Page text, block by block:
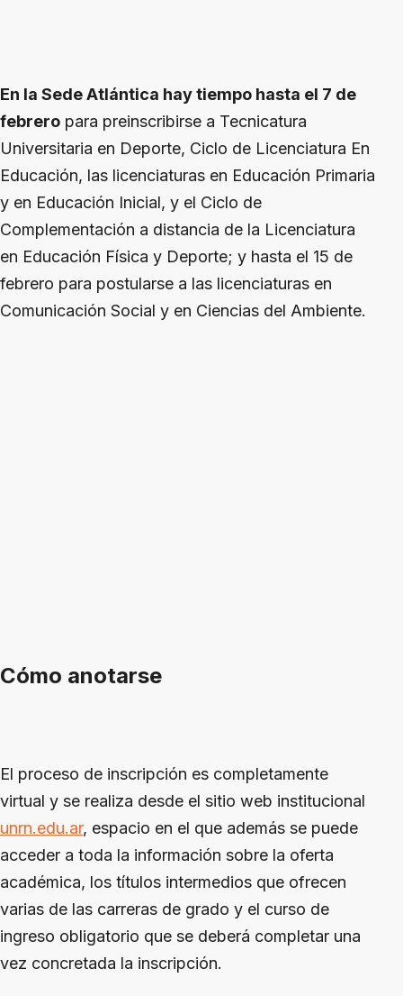
En la Sede Atlántica hay tiempo hasta el 7 de
febrero para preinscribirse a Tecnicatura
Universitaria en Deporte, Ciclo de Licenciatura En
Educación, las licenciaturas en Educación Primaria
y en Educación Inicial, y el Ciclo de
Complementación a distancia de la Licenciatura
en Educación Física y Deporte; y hasta el 15 de
febrero para postularse a las licenciaturas en
Comunicación Social y en Ciencias del Ambiente.
Cómo anotarse
El proceso de inscripción es completamente
virtual y se realiza desde el sitio web institucional
unrn.edu.ar, espacio en el que además se puede
acceder a toda la información sobre la oferta
académica, los títulos intermedios que ofrecen
varias de las carreras de grado y el curso de
ingreso obligatorio que se deberá completar una
vez concretada la inscripción.